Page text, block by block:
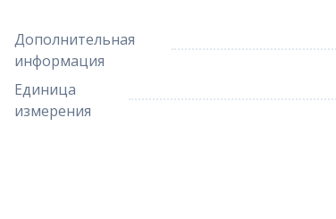
Дополнительная
информация
Единица
измерения